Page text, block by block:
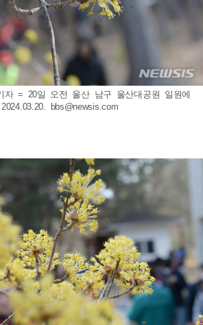
자 = 20일 오전 울산 남구 울산대공원 일원에
bbs@newsis.com